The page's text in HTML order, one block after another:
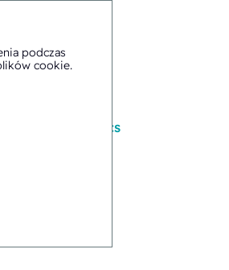
podczas
cookie.
CBS/PH30-1428-CS